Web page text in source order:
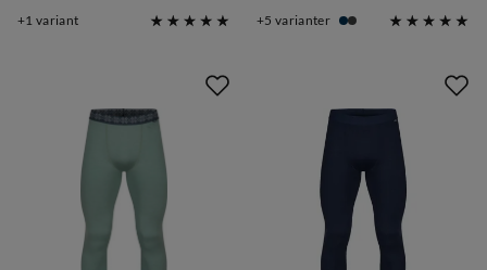
price
1 variant price
5 varianter